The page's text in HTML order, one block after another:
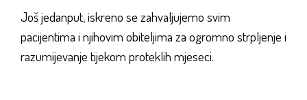
Još jedanput, iskreno se zahvaljujemo svim
pacijentima i njihovim obiteljima za ogromno strpljenje i
razumijevanje tijekom proteklih mjeseci.